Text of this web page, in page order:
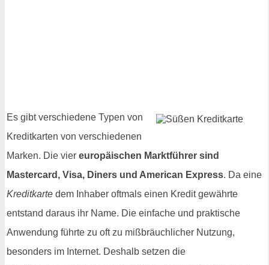
Es gibt verschiedene Typen von
Kreditkarten von verschiedenen
Marken. Die vier europäischen Marktführer sind
Mastercard, Visa, Diners und American Express. Da eine
Kreditkarte dem Inhaber oftmals einen Kredit gewährte
entstand daraus ihr Name. Die einfache und praktische
Anwendung führte zu oft zu mißbräuchlicher Nutzung,
besonders im Internet. Deshalb setzen die